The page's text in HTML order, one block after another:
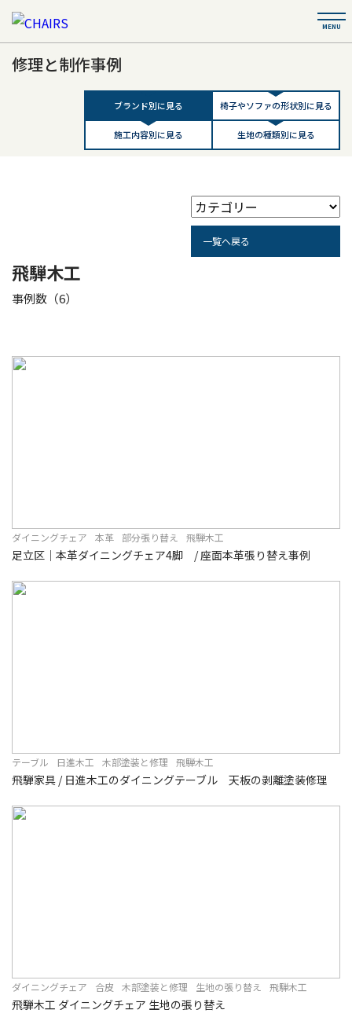
修理と制作事例
ブランド別に見る 椅子やソファの形状別に見る
施工内容別に見る 生地の種類別に見る
一覧へ戻る
飛騨木工
事例数（6）
ダイニングチェア 本革 部分張り替え 飛騨木工
足立区｜本革ダイニングチェア4脚 / 座面本革張り替え事例
テーブル 日進木工 木部塗装と修理 飛騨木工
飛騨家具 / 日進木工のダイニングテーブル 天板の剥離塗装修理
ダイニングチェア 合皮 木部塗装と修理 生地の張り替え 飛騨木工
飛騨木工 ダイニングチェア 生地の張り替え